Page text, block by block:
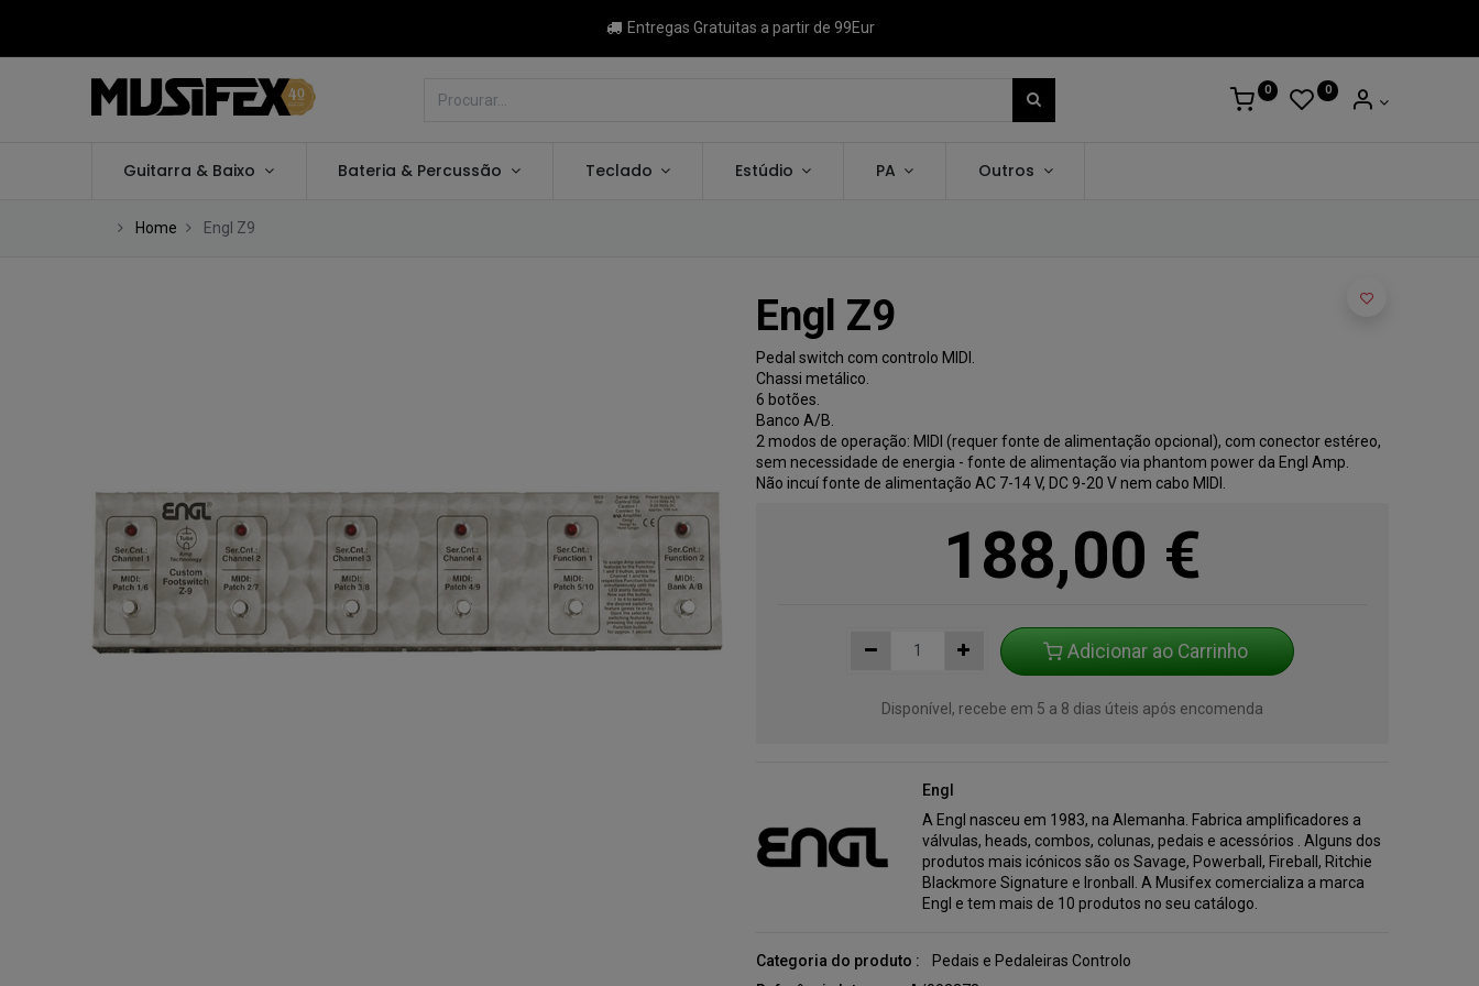
Entregas Gratuitas a partir de 99Eur
0 0
Guitarra & Baixo Bateria & Percussão Teclado Estúdio PA Outros
Home Engl Z9
Engl Z9
Pedal switch com controlo MIDI.
Chassi metálico.
6 botões.
Banco A/B.
2 modos de operação: MIDI (requer fonte de alimentação opcional), com conector estéreo,
sem necessidade de energia - fonte de alimentação via phantom power da Engl Amp.
Não incuí fonte de alimentação AC 7-14 V, DC 9-20 V nem cabo MIDI.
188,00 €
Adicionar ao Carrinho
Disponível, recebe em 5 a 8 dias úteis após encomenda
Engl
A Engl nasceu em 1983, na Alemanha. Fabrica amplificadores a
válvulas, heads, combos, colunas, pedais e acessórios . Alguns dos
produtos mais icónicos são os Savage, Powerball, Fireball, Ritchie
Blackmore Signature e Ironball. A Musifex comercializa a marca
Engl e tem mais de 10 produtos no seu catálogo.
Categoria do produto :
Pedais e Pedaleiras Controlo